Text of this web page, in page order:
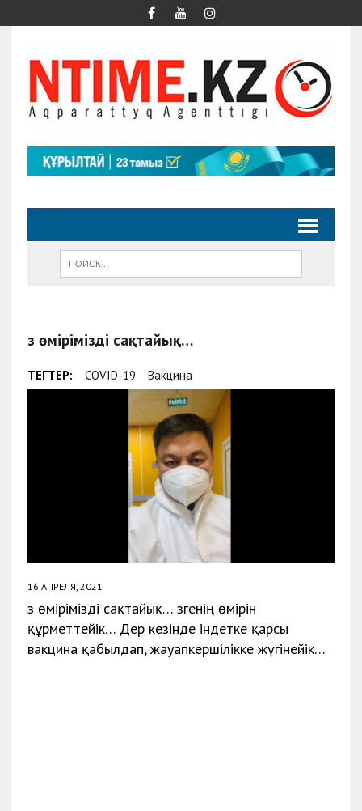
Өз өмірімізді сақтайық…
ТЕГТЕР: COVID-19 Вакцина
16 АПРЕЛЯ, 2021
Өз өмірімізді сақтайық… Өзгенің өмірін
құрметтейік… Дер кезінде індетке қарсы
вакцина қабылдап, жауапкершілікке жүгінейік…